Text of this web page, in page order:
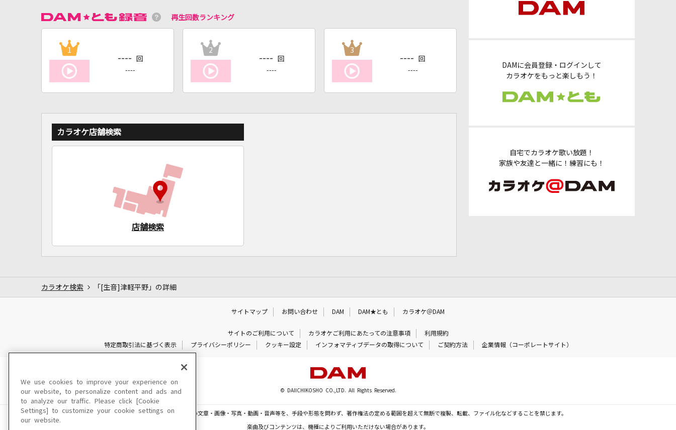
DAMに会員登録・ログインして
カラオケをもっと楽しもう！
自宅でカラオケ歌い放題！
家族や友達と一緒に！練習にも！
再生回数ランキング
1
---- 回
----
2
---- 回
----
3
---- 回
----
カラオケ店舗検索
店舗検索
カラオケ検索 「[生音]津軽平野」の詳細
サイトマップ お問い合わせ DAM DAM★とも カラオケ＠DAM
サイトのご利用について カラオケご利用にあたっての注意事項
利用規約
特定商取引法に基づく表示
プライバシーポリシー クッキー設定 インフォマティブデータの取得について ご契約方法 企業情報（コーポレートサイト）
© DAIICHIKOSHO CO.,LTD. All Rights Reserved.
このサイトに掲載されている一切の文章・画像・写真・動画・音声等を、手段や形態を問わず、著作権法の定める範囲を超えて無断で複製、転載、ファイル化などすることを禁じます。
楽曲及びコンテンツは、機種によりご利用いただけない場合があります。
We use cookies to improve your experience on
our website, to personalize content and ads and
to analyze our traffic. Please click [Cookie
Settings] to customize your cookie settings on
our website.